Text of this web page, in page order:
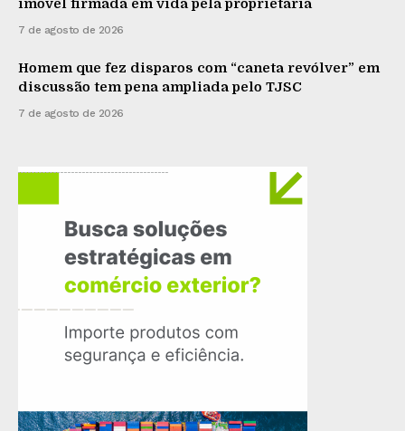
imóvel firmada em vida pela proprietária
7 de agosto de 2026
Homem que fez disparos com “caneta revólver” em
discussão tem pena ampliada pelo TJSC
7 de agosto de 2026